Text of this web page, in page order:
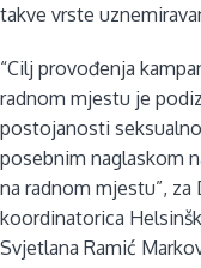
takve vrste
“Cilj provođenja
radnom mjestu je
postojanosti
posebnim naglaskom
na radnom mjestu”, za
koordinatorica
Svjetlana Ramić